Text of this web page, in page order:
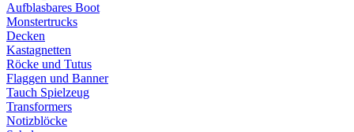
Aufblasbares Boot
Monstertrucks
Decken
Kastagnetten
Röcke und Tutus
Flaggen und Banner
Tauch Spielzeug
Transformers
Notizblöcke